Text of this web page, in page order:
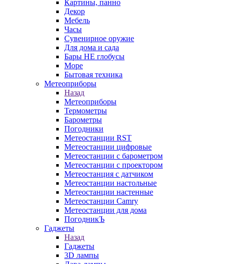
Картины, панно
Декор
Мебель
Часы
Сувенирное оружие
Для дома и сада
Бары НЕ глобусы
Море
Бытовая техника
Метеоприборы
Назад
Метеоприборы
Термометры
Барометры
Погодники
Метеостанции RST
Метеостанции цифровые
Метеостанции с барометром
Метеостанции с проектором
Метеостанция с датчиком
Метеостанции настольные
Метеостанции настенные
Метеостанции Camry
Метеостанции для дома
ПогодникЪ
Гаджеты
Назад
Гаджеты
3D лампы